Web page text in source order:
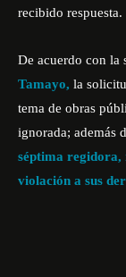
recibido respuesta.
De acuerdo con la
Tamayo, la
tema de obras
ignorada; además
séptima regidora,
violación a sus